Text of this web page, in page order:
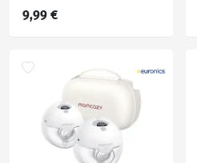
9,99 €